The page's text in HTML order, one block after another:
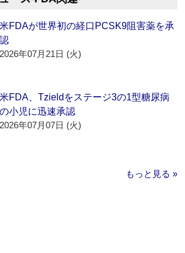
米FDAが世界初の経口PCSK9阻害薬を承
認
2026年07月21日 (火)
米FDA、Tzieldをステージ3の1型糖尿病
の小児に迅速承認
2026年07月07日 (火)
もっと見る »